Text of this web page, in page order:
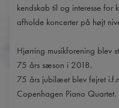
kendskab til og interesse for
afholde koncerter på højt
Hjørring musikforening blev
75 års sæson i 2018.
75 års jubilæet blev fejret
Copenhagen Piano Quartet.